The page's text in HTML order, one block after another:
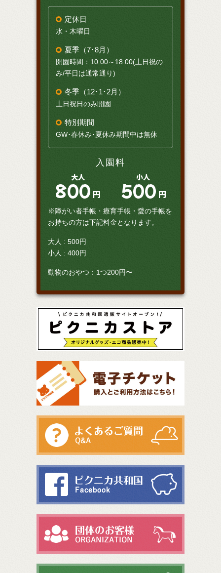
定休日
水・木曜日
夏季（7･8月）
開園時間：10:00～18:00(土日祝の
み/平日は通常通り)
冬季（12･1･2月）
土日祝日のみ開園
特別期間
GW･春休み･夏休み期間中は無休
入園料
大人
800 円
小人
500 円
※障がい者手帳・療育手帳・愛の手帳を
お持ちの方は下記料金となります。
大人 : 500円
小人 : 400円
動物のおやつ：1つ200円〜